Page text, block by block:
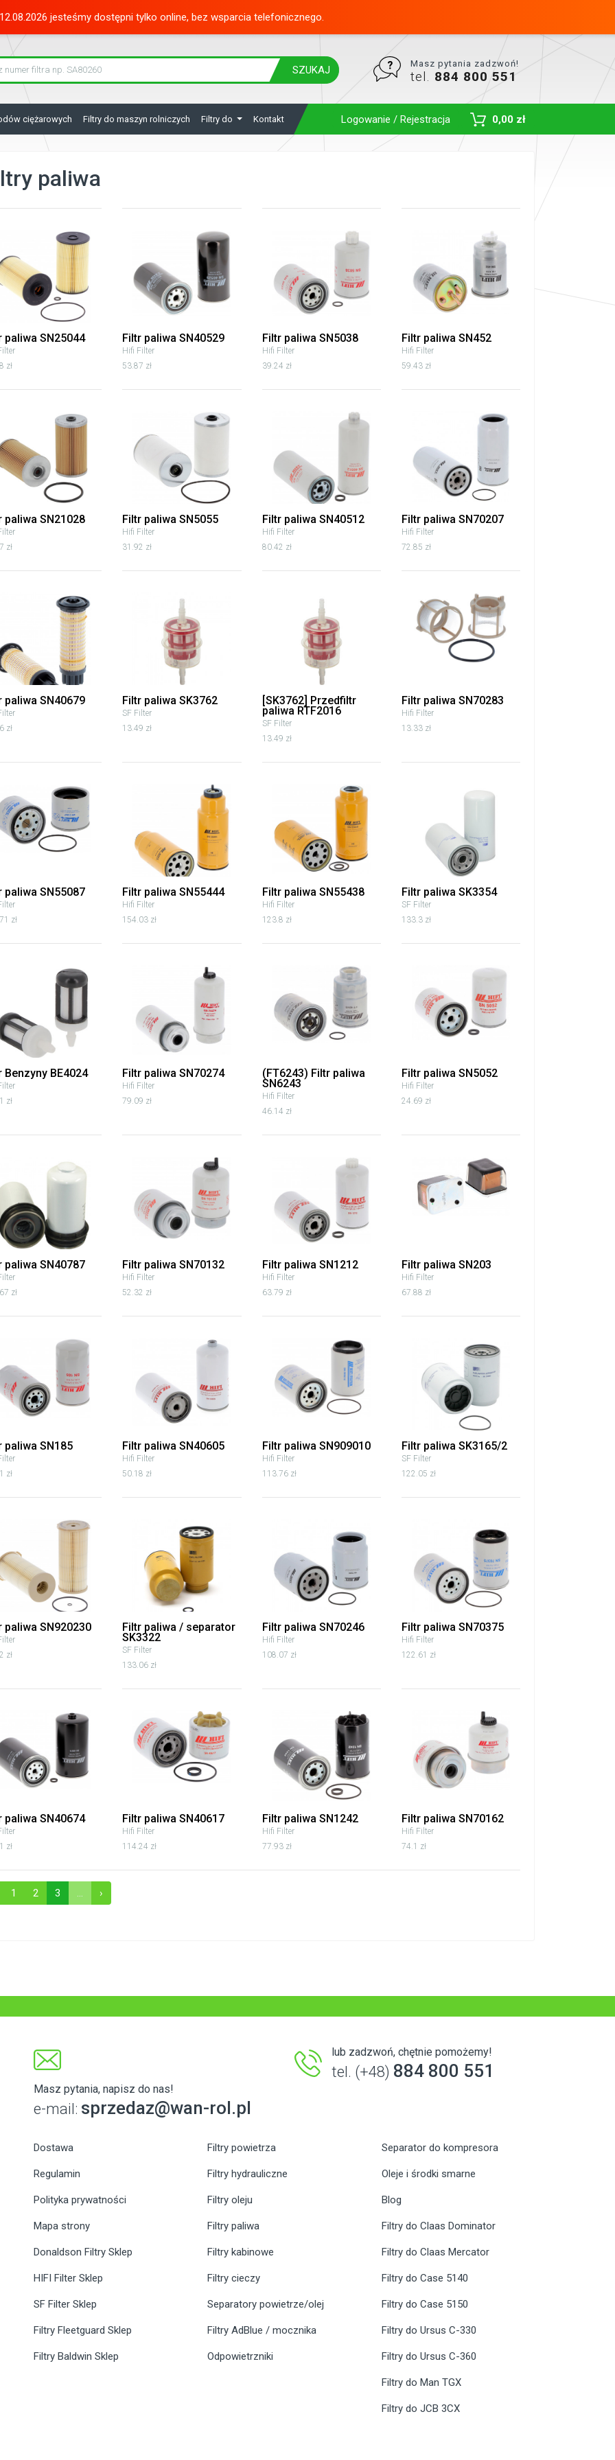
jesteśmy dostępni tylko online, bez wsparcia telefonicznego.
SZUKAJ
Masz pytania zadzwoń!
tel. 884 800 551
ciężarowych Filtry do maszyn rolniczych Filtry do Kontakt Logowanie / Rejestracja 0,00 zł
paliwa
paliwa SN25044
zł
Filtr paliwa SN40529
Hifi Filter
53.87 zł
Filtr paliwa SN5038
Hifi Filter
39.24 zł
Filtr paliwa SN452
Hifi Filter
59.43 zł
paliwa SN21028
zł
Filtr paliwa SN5055
Hifi Filter
31.92 zł
Filtr paliwa SN40512
Hifi Filter
80.42 zł
Filtr paliwa SN70207
Hifi Filter
72.85 zł
paliwa SN40679
zł
Filtr paliwa SK3762
SF Filter
13.49 zł
[SK3762] Przedfiltr
paliwa RTF2016
SF Filter
13.49 zł
Filtr paliwa SN70283
Hifi Filter
13.33 zł
paliwa SN55087
zł
Filtr paliwa SN55444
Hifi Filter
154.03 zł
Filtr paliwa SN55438
Hifi Filter
123.8 zł
Filtr paliwa SK3354
SF Filter
133.3 zł
Benzyny BE4024
zł
Filtr paliwa SN70274
Hifi Filter
79.09 zł
(FT6243) Filtr paliwa
SN6243
Hifi Filter
46.14 zł
Filtr paliwa SN5052
Hifi Filter
24.69 zł
paliwa SN40787
zł
Filtr paliwa SN70132
Hifi Filter
52.32 zł
Filtr paliwa SN1212
Hifi Filter
63.79 zł
Filtr paliwa SN203
Hifi Filter
67.88 zł
paliwa SN185
zł
Filtr paliwa SN40605
Hifi Filter
50.18 zł
Filtr paliwa SN909010
Hifi Filter
113.76 zł
Filtr paliwa SK3165/2
SF Filter
122.05 zł
paliwa SN920230
zł
Filtr paliwa / separator
SK3322
SF Filter
133.06 zł
Filtr paliwa SN70246
Hifi Filter
108.07 zł
Filtr paliwa SN70375
Hifi Filter
122.61 zł
paliwa SN40674
zł
Filtr paliwa SN40617
Hifi Filter
114.24 zł
Filtr paliwa SN1242
Hifi Filter
77.93 zł
Filtr paliwa SN70162
Hifi Filter
74.1 zł
1 2 3 ... ›
Masz pytania, napisz do nas!
e-mail: sprzedaz@wan-rol.pl
lub zadzwoń, chętnie pomożemy!
tel. (+48) 884 800 551
Dostawa
Regulamin
Polityka prywatności
Mapa strony
Donaldson Filtry Sklep
HIFI Filter Sklep
SF Filter Sklep
Filtry Fleetguard Sklep
Filtry Baldwin Sklep
Filtry powietrza
Filtry hydrauliczne
Filtry oleju
Filtry paliwa
Filtry kabinowe
Filtry cieczy
Separatory powietrze/olej
Filtry AdBlue / mocznika
Odpowietrzniki
Separator do kompresora
Oleje i środki smarne
Blog
Filtry do Claas Dominator
Filtry do Claas Mercator
Filtry do Case 5140
Filtry do Case 5150
Filtry do Ursus C-330
Filtry do Ursus C-360
Filtry do Man TGX
Filtry do JCB 3CX